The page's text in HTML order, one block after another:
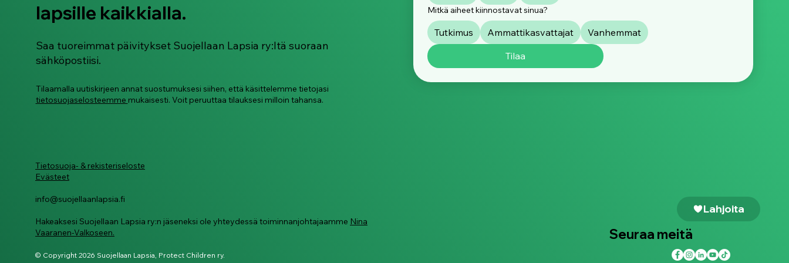
vähimmäisratkaisuja!
salakuvaamiseen
lapsille kaikkialla.
Saa tuoreimmat päivitykset Suojellaan Lapsia ry:ltä suoraan
sähköpostiisi.
Tilaamalla uutiskirjeen annat suostumuksesi siihen, että käsittelemme tietojasi
tietosuojaselosteemme mukaisesti. Voit peruuttaa tilauksesi milloin tahansa.
Tietosuoja- & rekisteriseloste
Evästeet
info@suojellaanlapsia.fi
Hakeaksesi Suojellaan Lapsia ry:n jäseneksi ole yhteydessä toiminnanjohtajaamme Nina
Vaaranen-Valkoseen.
© Copyright 2026 Suojellaan Lapsia, Protect Children ry.
Mitkä aiheet kiinnostavat sinua?
Tutkimus Ammattikasvattajat
Vanhemmat
Tilaa
Lahjoita
Seuraa meitä